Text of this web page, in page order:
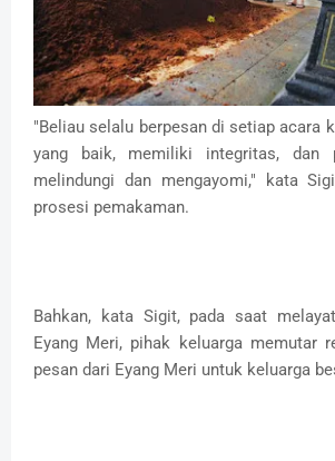
"Beliau selalu berpesan di setiap acara
yang baik, memiliki integritas, dan
melindungi dan mengayomi," kata
prosesi pemakaman.
Bahkan, kata Sigit, pada saat
Eyang Meri, pihak keluarga memutar
pesan dari Eyang Meri untuk keluarga